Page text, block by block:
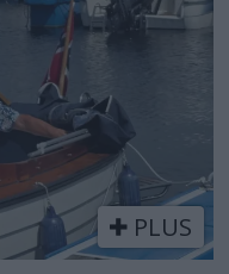
PLUS